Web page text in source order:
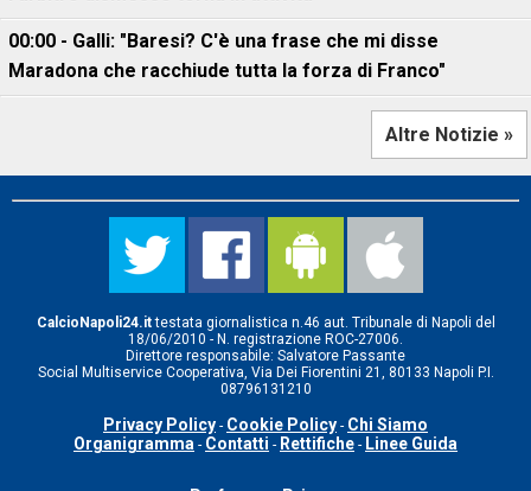
00:00 - Galli: "Baresi? C'è una frase che mi disse
Maradona che racchiude tutta la forza di Franco"
Altre Notizie »
CalcioNapoli24.ittestata giornalistica n.46 aut. Tribunale di Napoli del
18/06/2010 - N. registrazione ROC-27006.
Direttore responsabile: Salvatore Passante
Social Multiservice Cooperativa, Via Dei Fiorentini 21, 80133 Napoli P.I.
08796131210
Privacy Policy - Cookie Policy - Chi Siamo
Organigramma - Contatti - Rettifiche - Linee Guida